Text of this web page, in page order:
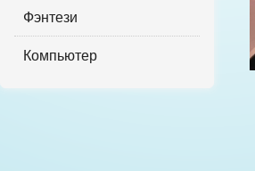
Фэнтези
Компьютер